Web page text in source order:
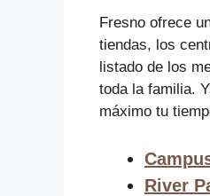
Fresno ofrece
tiendas, los
listado de los
toda la familia.
máximo tu
River